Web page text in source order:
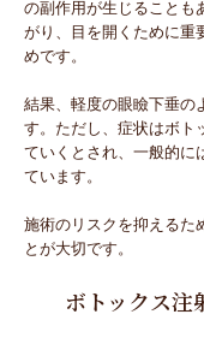
の副作用が生じることも
がり、目を開くために重
めです。
結果、軽度の眼瞼下垂の
す。ただし、症状はボト
ていくとされ、一般的に
ています。
施術のリスクを抑えるた
とが大切です。
ボトックス注